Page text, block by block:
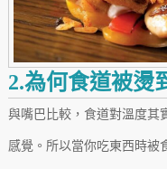
2.為何食道被燙
與嘴巴比較，食道對溫度其
感覺。所以當你吃東西時被